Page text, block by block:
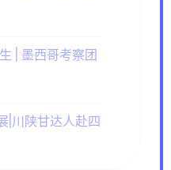
| 墨西哥考察团
|川陕甘达人赴四